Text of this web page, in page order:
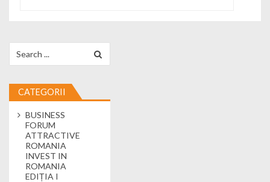
CATEGORII
BUSINESS
FORUM
ATTRACTIVE
ROMANIA
INVEST IN
ROMANIA
EDIȚIA I